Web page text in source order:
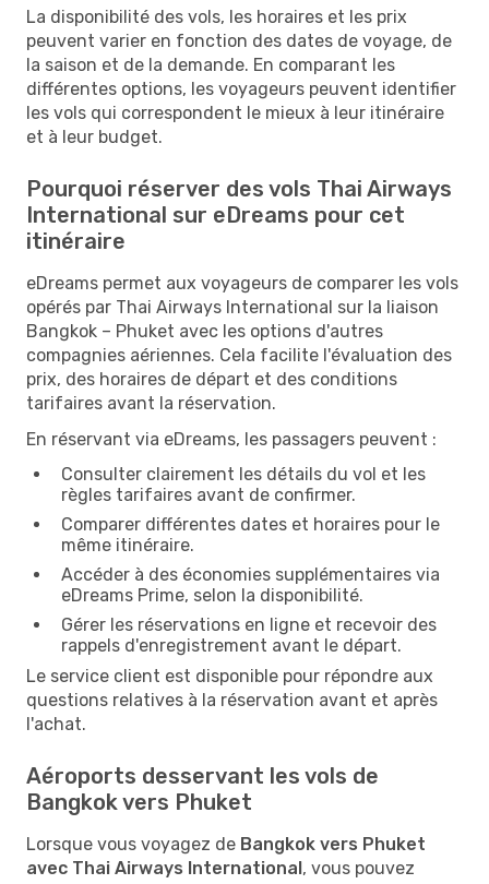
La disponibilité des vols, les horaires et les prix
peuvent varier en fonction des dates de voyage, de
la saison et de la demande. En comparant les
différentes options, les voyageurs peuvent identifier
les vols qui correspondent le mieux à leur itinéraire
et à leur budget.
Pourquoi réserver des vols Thai Airways
International sur eDreams pour cet
itinéraire
eDreams permet aux voyageurs de comparer les vols
opérés par Thai Airways International sur la liaison
Bangkok – Phuket avec les options d'autres
compagnies aériennes. Cela facilite l'évaluation des
prix, des horaires de départ et des conditions
tarifaires avant la réservation.
En réservant via eDreams, les passagers peuvent :
Consulter clairement les détails du vol et les
règles tarifaires avant de confirmer.
Comparer différentes dates et horaires pour le
même itinéraire.
Accéder à des économies supplémentaires via
eDreams Prime, selon la disponibilité.
Gérer les réservations en ligne et recevoir des
rappels d'enregistrement avant le départ.
Le service client est disponible pour répondre aux
questions relatives à la réservation avant et après
l'achat.
Aéroports desservant les vols de
Bangkok vers Phuket
Lorsque vous voyagez de Bangkok vers Phuket
avec Thai Airways International, vous pouvez